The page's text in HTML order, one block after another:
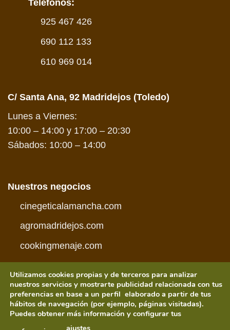
Teléfonos:
925 467 426
690 112 133
610 969 014
C/ Santa Ana, 92 Madridejos (Toledo)
Lunes a Viernes:
10:00 – 14:00 y 17:00 – 20:30
Sábados: 10:00 – 14:00
Nuestros negocios
cinegeticalamancha.com
agromadridejos.com
cookingmenaje.com
Visa PayPal MasterCardAmerican
Express
Credit
Visa
CONDICIONES DE COMPRA
Utilizamos cookies propias y de terceros para analizar
nuestros servicios y mostrarte publicidad relacionada con tus
preferencias en base a un perfil elaborado a partir de tus
hábitos de navegación (por ejemplo, páginas visitadas).
Puedes obtener más información y configurar tus